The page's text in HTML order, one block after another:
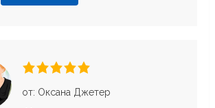
от: Оксана Джетер